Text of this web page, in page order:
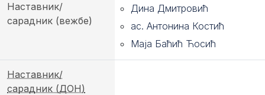
Наставник/
сарадник (вежбе)
Дина Дмитровић
ас. Антонина Костић
Маја Баћић Ћосић
Наставник/
сарадник (ДОН)